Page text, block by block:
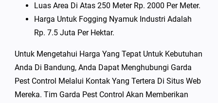
Luas Area Di Atas 250 Meter Rp. 2000 Per Meter.
Harga Untuk Fogging Nyamuk Industri Adalah
Rp. 7.5 Juta Per Hektar.
Untuk Mengetahui Harga Yang Tepat Untuk Kebutuhan
Anda Di Bandung, Anda Dapat Menghubungi Garda
Pest Control Melalui Kontak Yang Tertera Di Situs Web
Mereka. Tim Garda Pest Control Akan Memberikan